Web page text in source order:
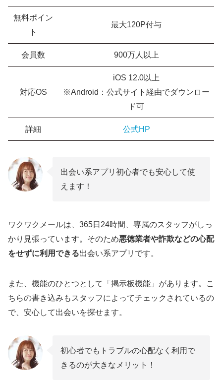
無料ポイン
ト
最大120P付与
会員数 900万人以上
対応OS
iOS 12.0以上
※Android：公式サイト経由でダウンロー
ド可
詳細 公式HP
出会い系アプリ初心者でも安心して使
えます！
ワクワクメールは、365日24時間、専属のスタッフがしっ
かり見張っています。そのため悪徳業者や詐欺などの心配
をせずに利用できる出会い系アプリです。
また、機能のひとつとして「掲示板機能」があります。こ
ちらの書き込みもスタッフによってチェックされているの
で、安心して出会いを探せます。
初心者でもトラブルの心配なく利用で
きるのが大きなメリット！